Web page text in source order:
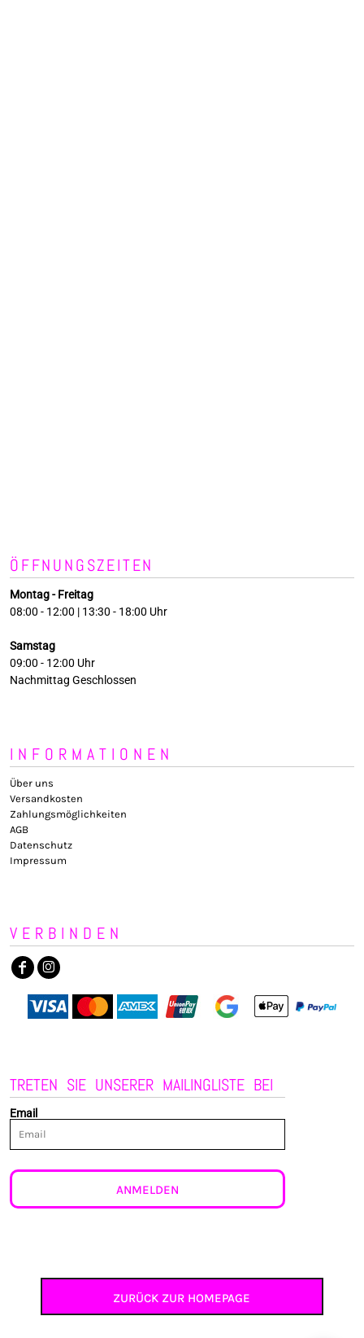
ÖFFNUNGSZEITEN
Montag - Freitag
08:00 - 12:00 | 13:30 - 18:00 Uhr
Samstag
09:00 - 12:00 Uhr
Nachmittag Geschlossen
INFORMATIONEN
Über uns
Versandkosten
Zahlungsmöglichkeiten
AGB
Datenschutz
Impressum
VERBINDEN
TRETEN SIE UNSERER MAILINGLISTE BEI
Email
ANMELDEN
ZURÜCK ZUR HOMEPAGE